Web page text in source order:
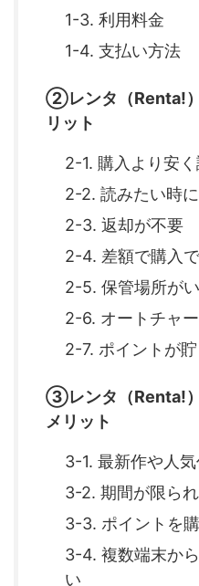
1-3. 利用料金
1-4. 支払い方法
②レンタ（Renta!
リット
2-1. 購入より安
2-2. 読みたい時
2-3. 返却が不要
2-4. 差額で購入
2-5. 保管場所が
2-6. オートチャ
2-7. ポイントが
③レンタ（Renta!
メリット
3-1. 最新作や人
3-2. 期間が限ら
3-3. ポイントを
3-4. 複数端末か
い